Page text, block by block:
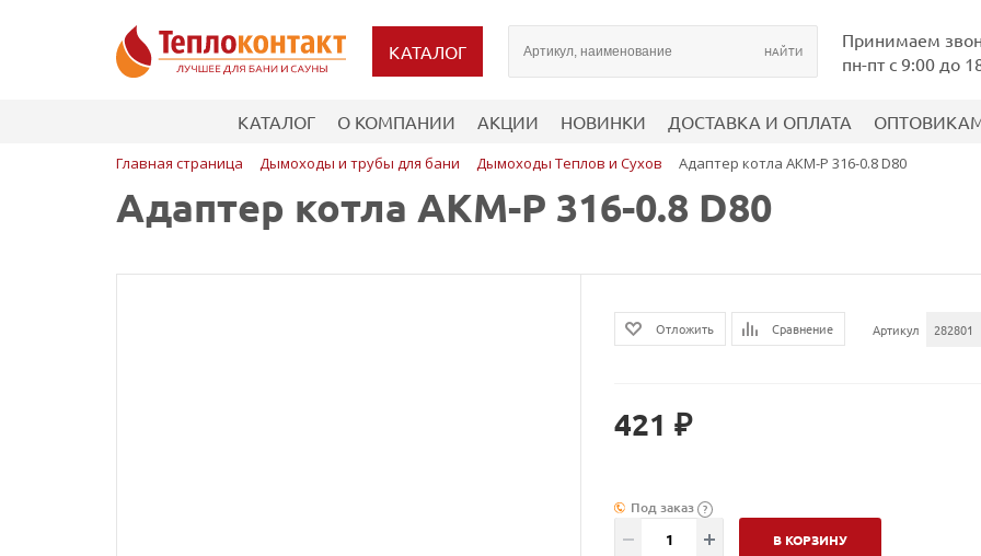
КАТАЛОГ
Принимаем
пн-пт с 9:00 до
КАТАЛОГ О КОМПАНИИ АКЦИИ НОВИНКИ ДОСТАВКА И ОПЛАТА
Главная страница Дымоходы и трубы для бани Дымоходы Теплов и Сухов Адаптер котла АКМ-Р 316-0.8 D80
Адаптер котла АКМ-Р 316-0.8 D80
Отложить Сравнение Артикул 282801
421 ₽
Под заказ ?
В КОРЗИНУ